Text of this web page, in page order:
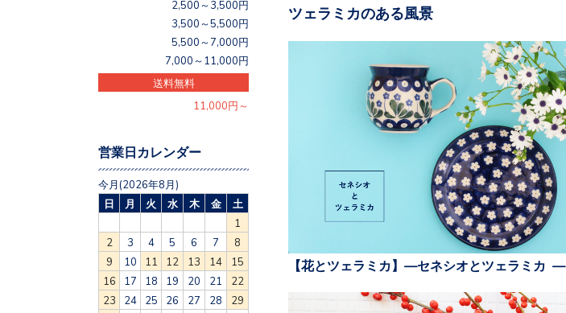
ツェラミカのある風景
【花とツェラミカ】—セネシオとツェラミカ —
2,500～3,500円
3,500～5,500円
5,500～7,000円
7,000～11,000円
送料無料
11,000円～
営業日カレンダー
今月(2026年8月)
日
月 火 水 木 金
土
1
2
3 4 5 6 7
8
9
10 11 12 13 14
15
16
17 18 19 20 21
22
23
24 25 26 27 28
29